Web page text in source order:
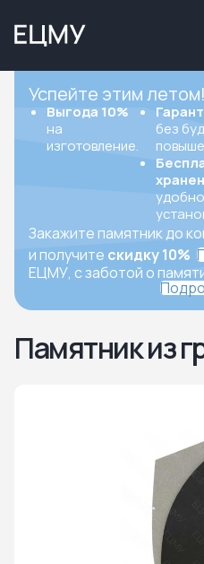
Успейте этим
Выгода 10%
на
изготовление.
без
Закажите памятник до
и получите скидку 10%
ЕЦМУ, с заботой о
Памятник из